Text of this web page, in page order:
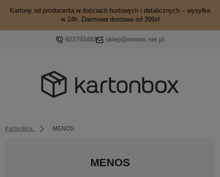
Kartony od producenta w ilościach hurtowych i detalicznych – wysyłka
w 24h. Darmowa dostawa od 399zł
602793493 sklep@menos.net.pl
KartonBox MENOS
MENOS